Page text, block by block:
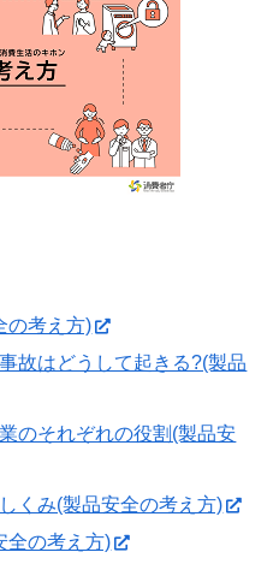
の考え方)
故はどうして起きる?(製品
のそれぞれの役割(製品安
くみ(製品安全の考え方)
全の考え方)